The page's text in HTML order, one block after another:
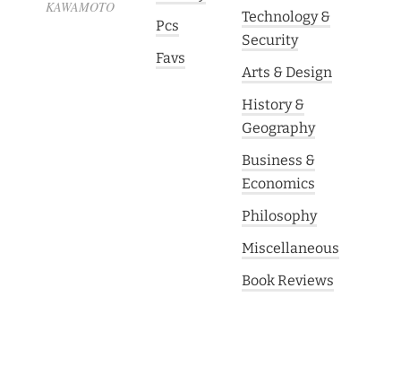
KAWAMOTO
Pcs
Favs
Technology &
Security
Arts & Design
History &
Geography
Business &
Economics
Philosophy
Miscellaneous
Book Reviews